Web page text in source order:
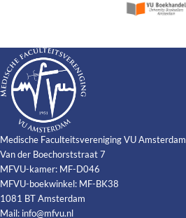
Medische Faculteitsvereniging VU Amsterdam
Van der Boechorststraat 7
MFVU-kamer: MF-D046
MFVU-boekwinkel: MF-BK38
1081 BT Amsterdam
Mail: info@mfvu.nl